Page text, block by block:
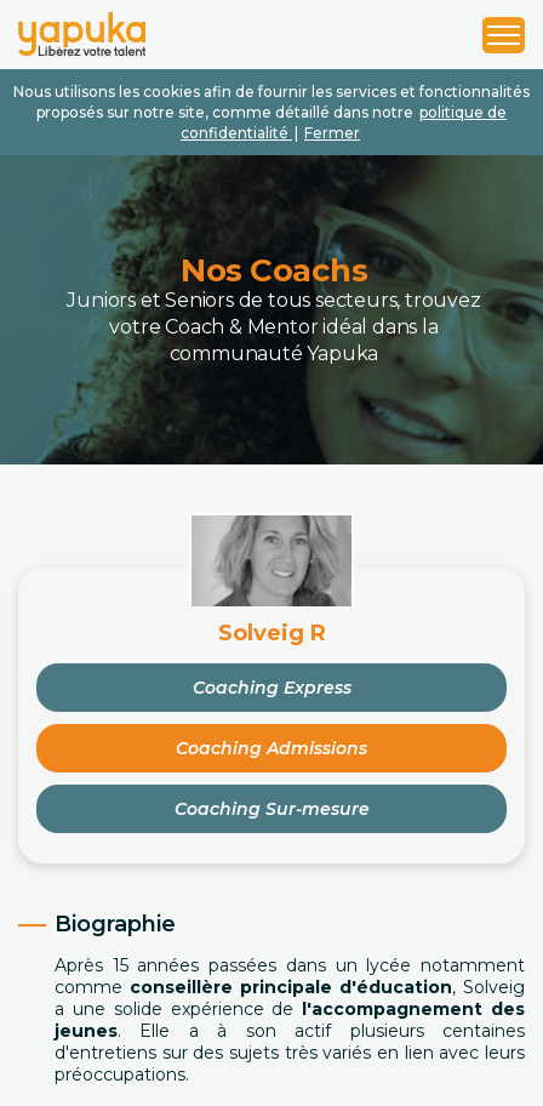
Nous utilisons les cookies afin de fournir les services et fonctionnalités
proposés sur notre site, comme détaillé dans notre politique de
confidentialité
Fermer
1
2
3
Nos Coachs
Juniors et Seniors de tous secteurs, trouvez
votre Coach & Mentor idéal dans la
communauté Yapuka
Solveig R
Coaching Express
Coaching Admissions
Coaching Sur-mesure
Biographie
Après 15 années passées dans un lycée notamment
comme conseillère principale d'éducation, Solveig
a une solide expérience de l'accompagnement des
jeunes. Elle a à son actif plusieurs centaines
d'entretiens sur des sujets très variés en lien avec leurs
préoccupations.